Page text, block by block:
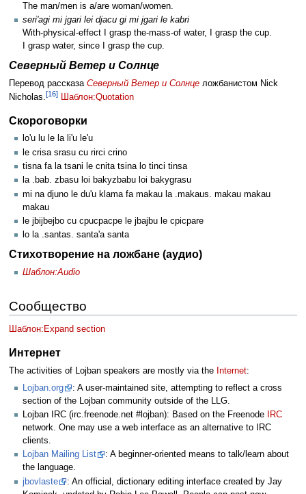
The man/men is a/are woman/women.
seri'agi mi jgari lei djacu gi mi jgari le kabri
With-physical-effect I grasp the-mass-of water, I grasp the cup.
I grasp water, since I grasp the cup.
Северный Ветер и Солнце
Перевод рассказа Северный Ветер и Солнцеложбанистом Nick
Nicholas.[16] Шаблон:Quotation
Скороговорки
lo'u lu le la li'u le'u
le crisa srasu cu rirci crino
tisna fa la tsani le cnita tsina lo tinci tinsa
la .bab. zbasu loi bakyzbabu loi bakygrasu
mi na djuno le du'u klama fa makau la .makaus. makau makau
makau
le jbijbejbo cu cpucpacpe le jbajbu le cpicpare
lo la .santas. santa'a santa
Стихотворение на ложбане (аудио)
Шаблон:Audio
Сообщество
Шаблон:Expand section
Интернет
The activities of Lojban speakers are mostly via the Internet:
Lojban.org
: A user-maintained site, attempting to reflect a cross
section of the Lojban community outside of the LLG.
Lojban IRC (irc.freenode.net #lojban): Based on the Freenode
IRC
network. One may use a web interface as an alternative to IRC
clients.
Lojban Mailing List
: A beginner-oriented means to talk/learn about
the language.
jbovlaste
: An official, dictionary editing interface created by Jay